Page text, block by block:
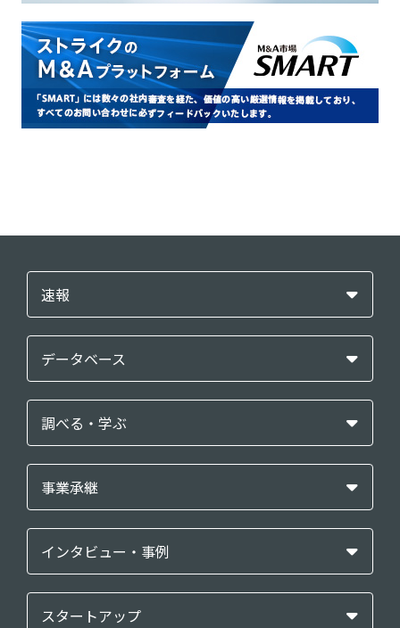
速報
データベース
調べる・学ぶ
事業承継
インタビュー・事例
スタートアップ